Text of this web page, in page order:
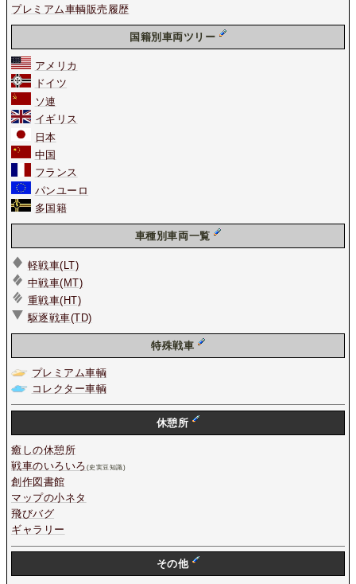
プレミアム車輌販売履歴
国籍別車両ツリー
アメリカ
ドイツ
ソ連
イギリス
日本
中国
フランス
パンユーロ
多国籍
車種別車両一覧
軽戦車(LT)
中戦車(MT)
重戦車(HT)
駆逐戦車(TD)
特殊戦車
プレミアム車輌
コレクター車輌
休憩所
癒しの休憩所
戦車のいろいろ (史実豆知識)
創作図書館
マップの小ネタ
飛びバグ
ギャラリー
その他